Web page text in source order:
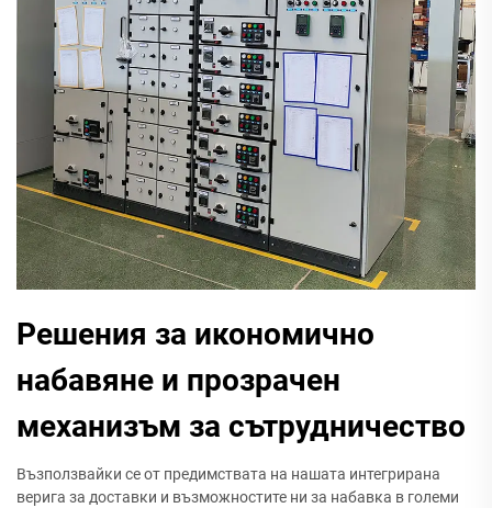
Решения за икономично
набавяне и прозрачен
механизъм за сътрудничество
Възползвайки се от предимствата на нашата интегрирана
верига за доставки и възможностите ни за набавка в големи